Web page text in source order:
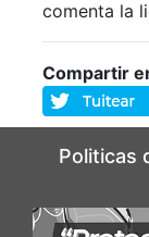
comenta la
Compartir
Politicas